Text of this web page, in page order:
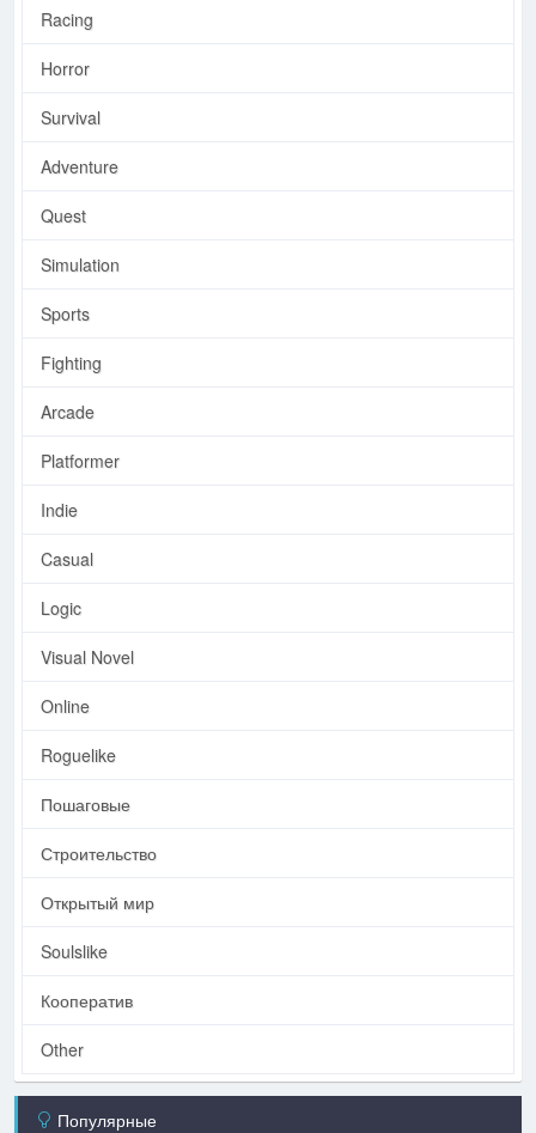
Racing
Horror
Survival
Adventure
Quest
Simulation
Sports
Fighting
Arcade
Platformer
Indie
Casual
Logic
Visual Novel
Online
Roguelike
Пошаговые
Строительство
Открытый мир
Soulslike
Кооператив
Other
Популярные